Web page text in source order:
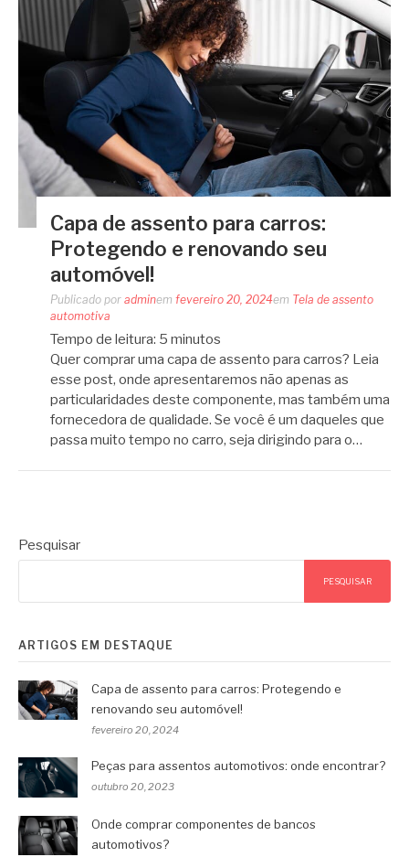
Capa de assento para carros:
Protegendo e renovando seu
automóvel!
Publicado por adminem fevereiro 20, 2024em Tela de assento
automotiva
Tempo de leitura: 5 minutos
Quer comprar uma capa de assento para carros? Leia
esse post, onde apresentaremos não apenas as
particularidades deste componente, mas também uma
fornecedora de qualidade. Se você é um daqueles que
passa muito tempo no carro, seja dirigindo para o…
Pesquisar
PESQUISAR
ARTIGOS EM DESTAQUE
Capa de assento para carros: Protegendo e
renovando seu automóvel!
fevereiro 20, 2024
Peças para assentos automotivos: onde encontrar?
outubro 20, 2023
Onde comprar componentes de bancos
automotivos?